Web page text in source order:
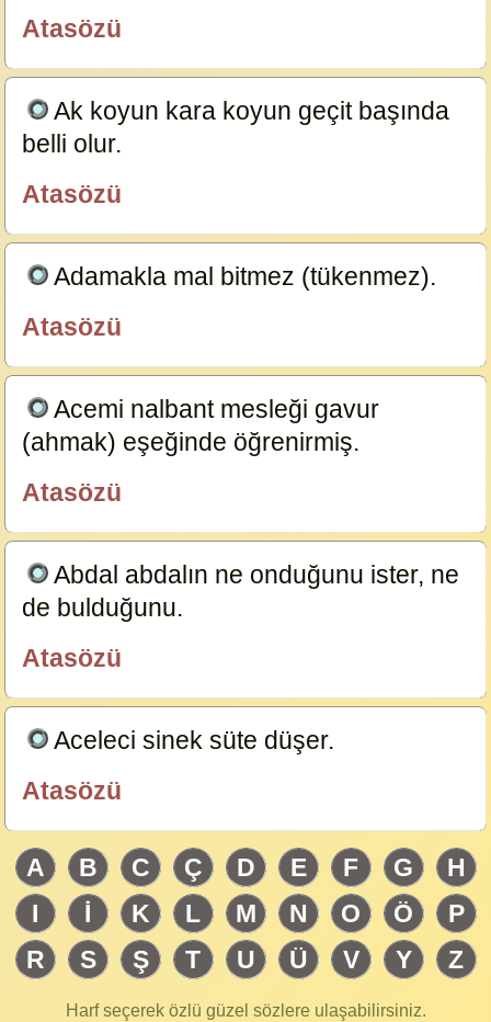
Atasözü
Ak koyun kara koyun geçit başında
belli olur.
Atasözü
Adamakla mal bitmez (tükenmez).
Atasözü
Acemi nalbant mesleği gavur
(ahmak) eşeğinde öğrenirmiş.
Atasözü
Abdal abdalın ne onduğunu ister, ne
de bulduğunu.
Atasözü
Aceleci sinek süte düşer.
Atasözü
A B C Ç D E F G
H
I
İ K L M N O Ö
P
R
S Ş T U Ü V Y Z
Harf seçerek özlü güzel sözlere ulaşabilirsiniz.